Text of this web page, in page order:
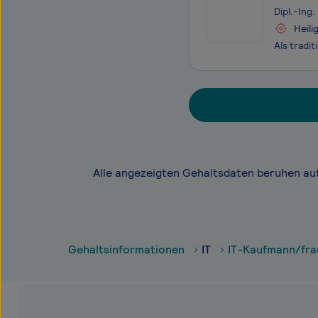
Dipl.-Ing.
Alle angezeigten Gehaltsdaten beruhen
Gehaltsinformationen IT IT-Kaufmann/